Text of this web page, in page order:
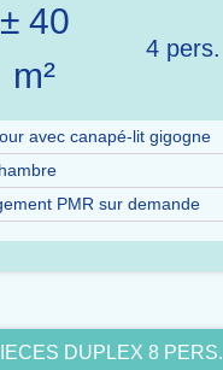
± 40
m²
4 pers.
avec canapé-lit gigogne
PMR sur demande
DUPLEX 8 PERS.